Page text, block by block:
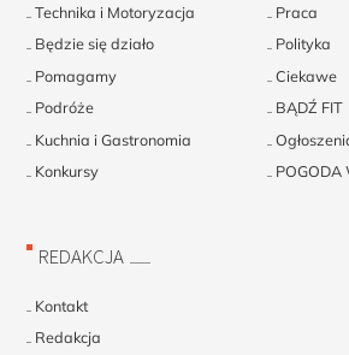
Technika i Motoryzacja
Praca
Będzie się działo
Polityka
Pomagamy
Ciekawe
Podróże
BĄDŹ FIT
Kuchnia i Gastronomia
Konkursy
POGODA
REDAKCJA
Kontakt
Redakcja